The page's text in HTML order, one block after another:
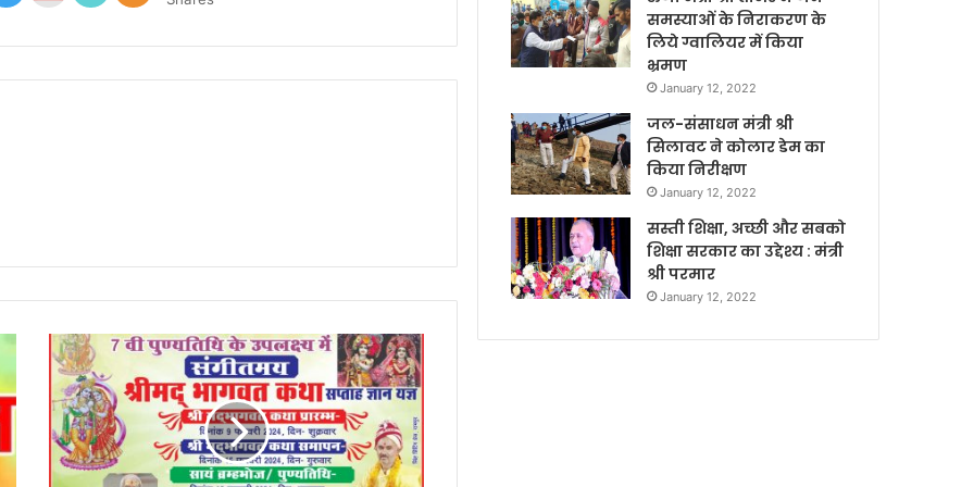
समस्याओं के निराकरण के
लिये ग्वालियर में किया
भ्रमण
January 12, 2022
जल-संसाधन मंत्री श्री
सिलावट ने कोलार डेम का
किया निरीक्षण
January 12, 2022
सस्ती शिक्षा, अच्छी और सबको
शिक्षा सरकार का उद्देश्य : मंत्री
श्री परमार
January 12, 2022